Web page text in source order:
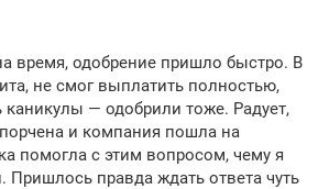
время, одобрение пришло быстро. В
не смог выплатить полностью,
каникулы — одобрили тоже. Радует,
и компания пошла на
помогла с этим вопросом, чему я
Пришлось правда ждать ответа чуть